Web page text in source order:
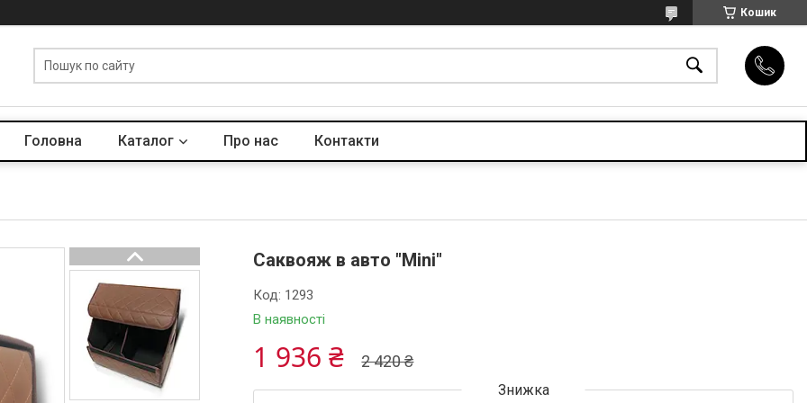
Кошик
Головна Каталог Про нас Контакти
Саквояж в авто "Mini"
В наявності
Код: 1293
2 420 ₴
1 936 ₴